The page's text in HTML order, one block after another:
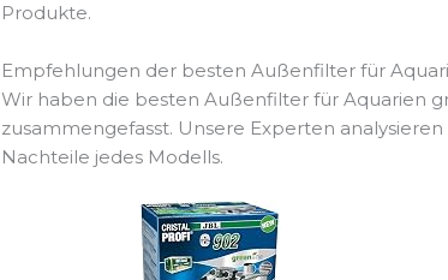
Produkte.
Empfehlungen der besten Außenfilter für
Wir haben die besten Außenfilter für Aquarien
zusammengefasst. Unsere Experten
Nachteile jedes Modells.